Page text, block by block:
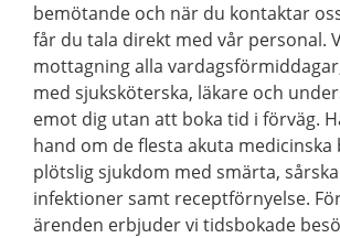
bemötande och när du kontaktar
får du tala direkt med vår personal.
mottagning alla
med sjuksköterska, läkare och
emot dig utan att boka tid i förväg.
hand om de flesta akuta medicinska
plötslig sjukdom med smärta,
infektioner samt receptförnyelse.
ärenden erbjuder vi tidsbokade